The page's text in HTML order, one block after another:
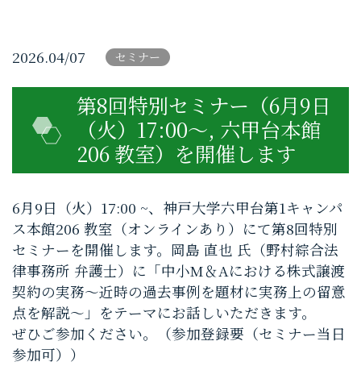
2026.04/07 セミナー
第8回特別セミナー（6月9日
（火）17:00～, 六甲台本館
206 教室）を開催します
6月9日（火）17:00 ~、神戸大学六甲台第1キャンパ
ス本館206 教室（オンラインあり）にて第8回特別
セミナーを開催します。岡島 直也 氏（野村綜合法
律事務所 弁護士）に「中小M＆Aにおける株式譲渡
契約の実務～近時の過去事例を題材に実務上の留意
点を解説～」をテーマにお話しいただきます。
ぜひご参加ください。（参加登録要（セミナー当日
参加可））